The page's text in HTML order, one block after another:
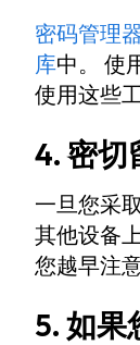
密码管理
库中。 使
使用这些
4. 密切
一旦您采
其他设备
您越早注
5. 如果